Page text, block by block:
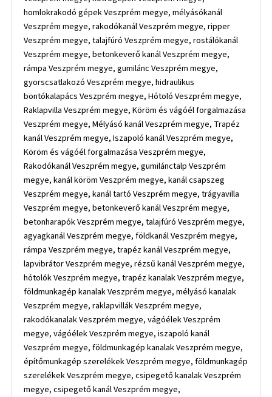
homlokrakodó gépek Veszprém megye, mélyásókanál
Veszprém megye, rakodókanál Veszprém megye, ripper
Veszprém megye, talajfúró Veszprém megye, rostálókanál
Veszprém megye, betonkeverő kanál Veszprém megye,
rámpa Veszprém megye, gumilánc Veszprém megye,
gyorscsatlakozó Veszprém megye, hidraulikus
bontókalapács Veszprém megye, Hótoló Veszprém megye,
Raklapvilla Veszprém megye, Köröm és vágóél forgalmazása
Veszprém megye, Mélyásó kanál Veszprém megye, Trapéz
kanál Veszprém megye, Iszapoló kanál Veszprém megye,
Köröm és vágóél forgalmazása Veszprém megye,
Rakodókanál Veszprém megye, gumilánctalp Veszprém
megye, kanál köröm Veszprém megye, kanál csapszeg
Veszprém megye, kanál tartó Veszprém megye, trágyavilla
Veszprém megye, betonkeverő kanál Veszprém megye,
betonharapók Veszprém megye, talajfúró Veszprém megye,
agyagkanál Veszprém megye, földkanál Veszprém megye,
rámpa Veszprém megye, trapéz kanál Veszprém megye,
lapvibrátor Veszprém megye, rézsű kanál Veszprém megye,
hótolók Veszprém megye, trapéz kanalak Veszprém megye,
földmunkagép kanalak Veszprém megye, mélyásó kanalak
Veszprém megye, raklapvillák Veszprém megye,
rakodókanalak Veszprém megye, vágóélek Veszprém
megye, vágóélek Veszprém megye, iszapoló kanál
Veszprém megye, földmunkagép kanalak Veszprém megye,
építőmunkagép szerelékek Veszprém megye, földmunkagép
szerelékek Veszprém megye, csipegető kanalak Veszprém
megye, csipegető kanál Veszprém megye,